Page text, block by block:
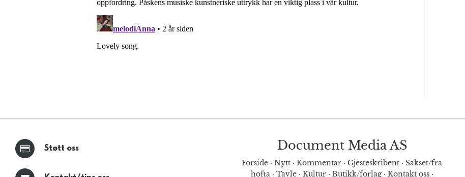
Støtt oss Document Media AS
Forside · Nytt · Kommentar · Gjesteskribent · Sakset/fra
hofta· Tavle· Kultur· Butikk/forlag· Kontakt oss·